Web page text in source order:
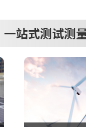
一站式测试测